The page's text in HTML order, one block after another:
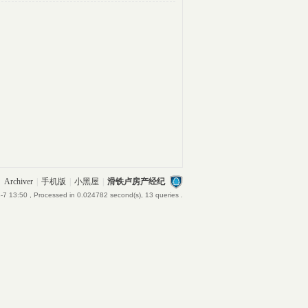
Archiver 手机版 小黑屋 滑铁卢房产经纪
7 13:50 , Processed in 0.024782 second(s), 13 queries .